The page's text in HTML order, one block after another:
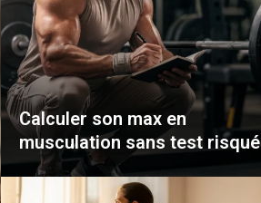
Calculer son max en
musculation sans test risqué